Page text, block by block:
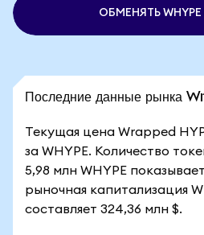
ОБМЕНЯТЬ WHYPE
Последние данные рынка
Текущая цена Wrapped
за WHYPE. Количество
5,98 млн WHYPE
рыночная капитализация
составляет 324,36 млн $.